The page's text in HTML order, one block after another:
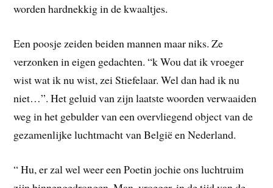
worden hardnekkig in de kwaaltjes.
Een poosje zeiden beiden mannen maar niks. Ze
verzonken in eigen gedachten. “k Wou dat ik vroeger
wist wat ik nu wist, zei Stiefelaar. Wel dan had ik nu
niet…”. Het geluid van zijn laatste woorden verwaaiden
weg in het gebulder van een overvliegend object van de
gezamenlijke luchtmacht van België en Nederland.
“ Hu, er zal wel weer een Poetin jochie ons luchtruim